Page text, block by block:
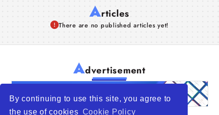
By continuing to use this site, you agree to
the use of cookies Cookie Policy
Articles
There are no published articles yet!
Advertisement